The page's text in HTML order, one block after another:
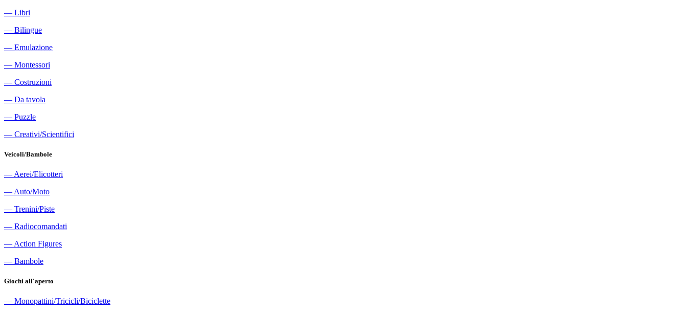
― Libri
― Bilingue
― Emulazione
― Montessori
― Costruzioni
― Da tavola
― Puzzle
― Creativi/Scientifici
Veicoli/Bambole
― Aerei/Elicotteri
― Auto/Moto
― Trenini/Piste
― Radiocomandati
― Action Figures
― Bambole
Giochi all'aperto
― Monopattini/Tricicli/Biciclette